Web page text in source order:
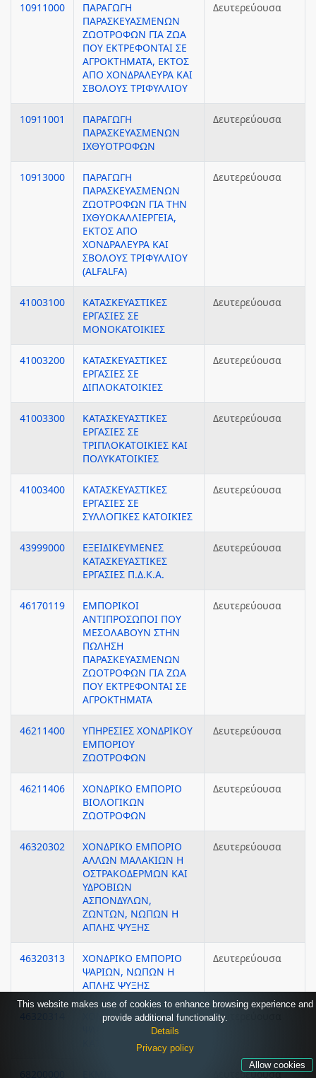
10911000
ΠΑΡΑΓΩΓΗ
ΠΑΡΑΣΚΕΥΑΣΜΕΝΩΝ
ΖΩΟΤΡΟΦΩΝ ΓΙΑ ΖΩΑ
ΠΟΥ ΕΚΤΡΕΦΟΝΤΑΙ ΣΕ
ΑΓΡΟΚΤΗΜΑΤΑ, ΕΚΤΟΣ
ΑΠΟ ΧΟΝΔΡΑΛΕΥΡΑ ΚΑΙ
ΣΒΟΛΟΥΣ ΤΡΙΦΥΛΛΙΟΥ
Δευτερεύουσα
10911001
ΠΑΡΑΓΩΓΗ
ΠΑΡΑΣΚΕΥΑΣΜΕΝΩΝ
ΙΧΘΥΟΤΡΟΦΩΝ
Δευτερεύουσα
10913000
ΠΑΡΑΓΩΓΗ
ΠΑΡΑΣΚΕΥΑΣΜΕΝΩΝ
ΖΩΟΤΡΟΦΩΝ ΓΙΑ ΤΗΝ
ΙΧΘΥΟΚΑΛΛΙΕΡΓΕΙΑ,
ΕΚΤΟΣ ΑΠΟ
ΧΟΝΔΡΑΛΕΥΡΑ ΚΑΙ
ΣΒΟΛΟΥΣ ΤΡΙΦΥΛΛΙΟΥ
(ALFALFA)
Δευτερεύουσα
41003100
ΚΑΤΑΣΚΕΥΑΣΤΙΚΕΣ
ΕΡΓΑΣΙΕΣ ΣΕ
ΜΟΝΟΚΑΤΟΙΚΙΕΣ
Δευτερεύουσα
41003200
ΚΑΤΑΣΚΕΥΑΣΤΙΚΕΣ
ΕΡΓΑΣΙΕΣ ΣΕ
ΔΙΠΛΟΚΑΤΟΙΚΙΕΣ
Δευτερεύουσα
41003300
ΚΑΤΑΣΚΕΥΑΣΤΙΚΕΣ
ΕΡΓΑΣΙΕΣ ΣΕ
ΤΡΙΠΛΟΚΑΤΟΙΚΙΕΣ ΚΑΙ
ΠΟΛΥΚΑΤΟΙΚΙΕΣ
Δευτερεύουσα
41003400
ΚΑΤΑΣΚΕΥΑΣΤΙΚΕΣ
ΕΡΓΑΣΙΕΣ ΣΕ
ΣΥΛΛΟΓΙΚΕΣ ΚΑΤΟΙΚΙΕΣ
Δευτερεύουσα
43999000
ΕΞΕΙΔΙΚΕΥΜΕΝΕΣ
ΚΑΤΑΣΚΕΥΑΣΤΙΚΕΣ
ΕΡΓΑΣΙΕΣ Π.Δ.Κ.Α.
Δευτερεύουσα
46170119
ΕΜΠΟΡΙΚΟΙ
ΑΝΤΙΠΡΟΣΩΠΟΙ ΠΟΥ
ΜΕΣΟΛΑΒΟΥΝ ΣΤΗΝ
ΠΩΛΗΣΗ
ΠΑΡΑΣΚΕΥΑΣΜΕΝΩΝ
ΖΩΟΤΡΟΦΩΝ ΓΙΑ ΖΩΑ
ΠΟΥ ΕΚΤΡΕΦΟΝΤΑΙ ΣΕ
ΑΓΡΟΚΤΗΜΑΤΑ
Δευτερεύουσα
46211400
ΥΠΗΡΕΣΙΕΣ ΧΟΝΔΡΙΚΟΥ
ΕΜΠΟΡΙΟΥ
ΖΩΟΤΡΟΦΩΝ
Δευτερεύουσα
46211406
ΧΟΝΔΡΙΚΟ ΕΜΠΟΡΙΟ
ΒΙΟΛΟΓΙΚΩΝ
ΖΩΟΤΡΟΦΩΝ
Δευτερεύουσα
46320302
ΧΟΝΔΡΙΚΟ ΕΜΠΟΡΙΟ
ΑΛΛΩΝ ΜΑΛΑΚΙΩΝ Η
ΟΣΤΡΑΚΟΔΕΡΜΩΝ ΚΑΙ
ΥΔΡΟΒΙΩΝ
ΑΣΠΟΝΔΥΛΩΝ,
ΖΩΝΤΩΝ, ΝΩΠΩΝ Η
ΑΠΛΗΣ ΨΥΞΗΣ
Δευτερεύουσα
46320313
ΧΟΝΔΡΙΚΟ ΕΜΠΟΡΙΟ
ΨΑΡΙΩΝ, ΝΩΠΩΝ Η
ΑΠΛΗΣ ΨΥΞΗΣ
Δευτερεύουσα
ΧΟΝΔΡΙΚΟ ΕΜΠΟΡΙΟ
ΨΑΡΙΩΝ, ΝΩΠΩΝ ΚΑΙ
ΚΑΤΕΨΥΓΜΕΝΩΝ
Δευτερεύουσα
Δευτερεύουσα
This website makes use of cookies to enhance browsing experience and
provide additional functionality.
Details
Privacy policy
Allow cookies